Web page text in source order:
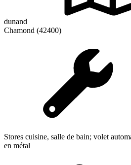
dunand
Chamond (42400)
Stores cuisine, salle de bain; volet
en métal